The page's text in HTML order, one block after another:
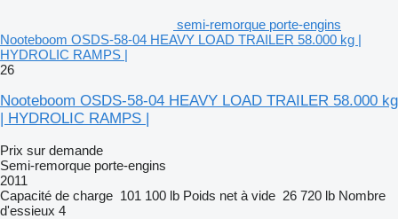
semi-remorque porte-engins
Nooteboom OSDS-58-04 HEAVY LOAD TRAILER 58.000 kg |
HYDROLIC RAMPS |
26
Nooteboom OSDS-58-04 HEAVY LOAD TRAILER 58.000 kg
| HYDROLIC RAMPS |
Prix sur demande
Semi-remorque porte-engins
2011
Capacité de charge 101 100 lb Poids net à vide 26 720 lb Nombre
d'essieux 4